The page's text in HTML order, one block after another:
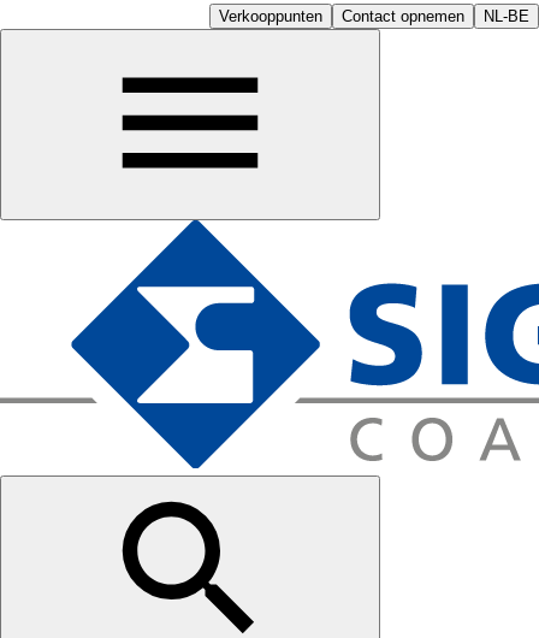
Verkooppunten Contact opnemen NL-BE